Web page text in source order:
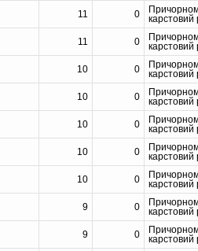
11 0
карстовий
11 0
карстовий
10 0
карстовий
10 0
карстовий
10 0
карстовий
10 0
карстовий
10 0
карстовий
9 0
карстовий
9 0
карстовий